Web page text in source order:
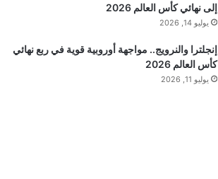
إلى نهائي كأس العالم 2026
يوليو 14, 2026
إنجلترا والنرويج.. مواجهة أوروبية قوية في ربع نهائي
كأس العالم 2026
يوليو 11, 2026